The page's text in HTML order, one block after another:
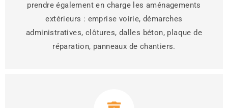
prendre également en charge les aménagements
extérieurs : emprise voirie, démarches
administratives, clôtures, dalles béton, plaque de
réparation, panneaux de chantiers.